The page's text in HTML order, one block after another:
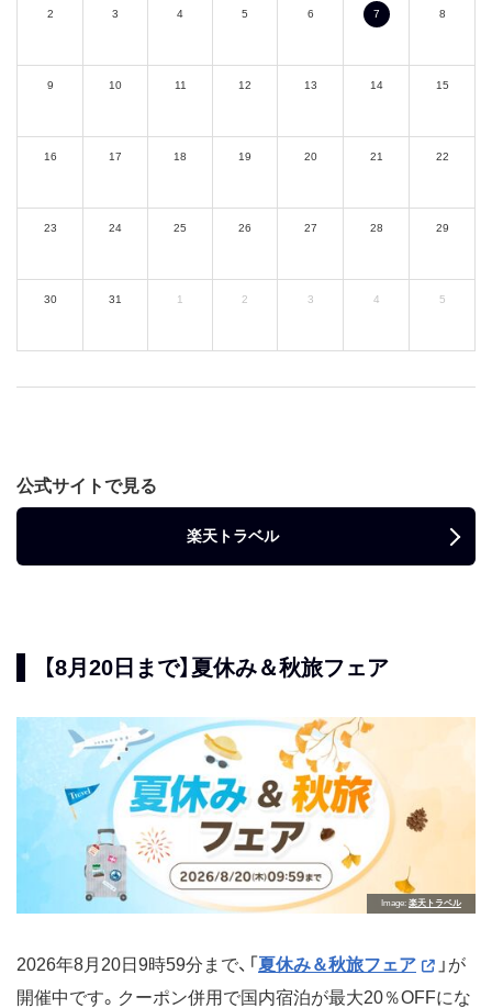
2 3 4 5 6 7 8
9 10 11 12 13 14 15
16 17 18 19 20 21 22
23 24 25 26 27 28 29
30 31 1 2 3 4 5
公式サイトで見る
楽天トラベル
【8月20日まで】夏休み＆秋旅フェア
Image 楽天トラベル
2026年8月20日9時59分まで、「 夏休み＆秋旅フェア
」が
開催中です。クーポン併用で国内宿泊が最大20％OFFにな